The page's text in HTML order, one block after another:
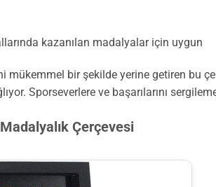
kazanılan madalyalar için uygun
bir şekilde yerine getiren bu
Sporseverlere ve başarılarını
Çerçevesi